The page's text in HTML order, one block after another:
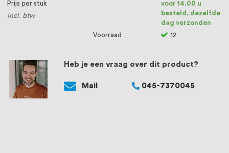
Heb je een vraag over dit product?
Mail 045-7370045
Prijs per stuk
incl. btw
voor 14.00 u
besteld, dezelfde
dag verzonden
Voorraad
12